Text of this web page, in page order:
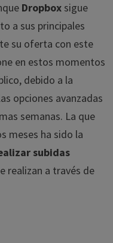
Dropbox sigue
a sus principales
su oferta con este
en estos momentos
debido a la
opciones avanzadas
semanas. La que
meses ha sido la
subidas
realizan a través de